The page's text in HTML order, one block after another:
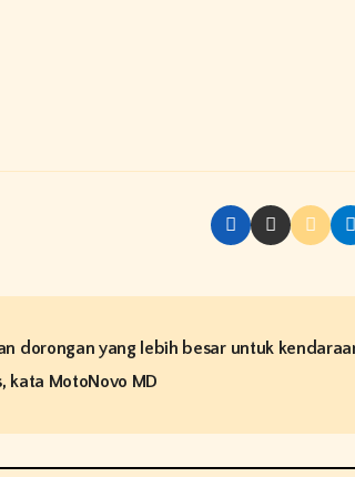
dorongan yang lebih besar untuk
kata MotoNovo MD